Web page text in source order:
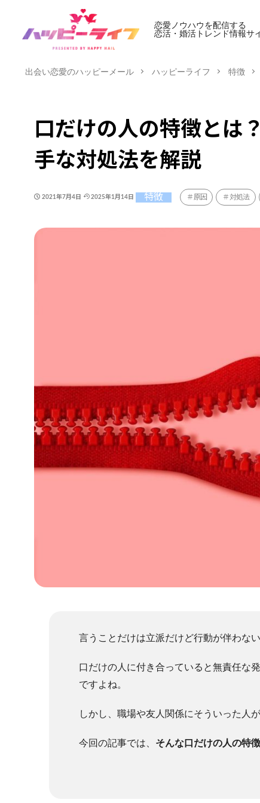
恋愛ノウハウを配信する
恋活・婚活トレンド情報サ
出会い恋愛のハッピーメール ハッピーライフ 特徴
口だけの人の特徴とは
手な対処法を解説
2021年7月4日 2025年1月14日 特徴 原因 対処法
言うことだけは立派だけど行動が伴わな
口だけの人に付き合っていると無責任な
ですよね。
しかし、職場や友人関係にそういった人
今回の記事では、 そんな口だけの人の特